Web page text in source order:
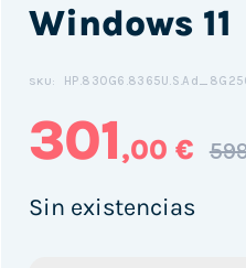
Windows 11
SKU:
301,00 €
Sin existencias